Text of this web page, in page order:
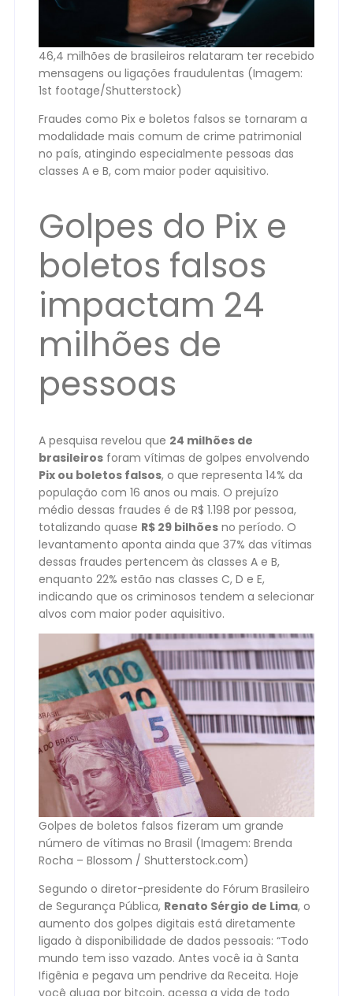
46,4 milhões de brasileiros relataram ter recebido
mensagens ou ligações fraudulentas (Imagem:
1st footage/Shutterstock)
Fraudes como Pix e boletos falsos se tornaram a
modalidade mais comum de crime patrimonial
no país, atingindo especialmente pessoas das
classes A e B, com maior poder aquisitivo.
Golpes do Pix e
boletos falsos
impactam 24
milhões de
pessoas
A pesquisa revelou que 24 milhões de
brasileiros foram vítimas de golpes envolvendo
Pix ou boletos falsos, o que representa 14% da
população com 16 anos ou mais. O prejuízo
médio dessas fraudes é de R$ 1.198 por pessoa,
totalizando quase R$ 29 bilhões no período. O
levantamento aponta ainda que 37% das vítimas
dessas fraudes pertencem às classes A e B,
enquanto 22% estão nas classes C, D e E,
indicando que os criminosos tendem a selecionar
alvos com maior poder aquisitivo.
Golpes de boletos falsos fizeram um grande
número de vítimas no Brasil (Imagem: Brenda
Rocha – Blossom / Shutterstock.com)
Segundo o diretor-presidente do Fórum Brasileiro
de Segurança Pública, Renato Sérgio de Lima, o
aumento dos golpes digitais está diretamente
ligado à disponibilidade de dados pessoais: “Todo
mundo tem isso vazado. Antes você ia à Santa
Ifigênia e pegava um pendrive da Receita. Hoje
você aluga por bitcoin, acessa a vida de todo